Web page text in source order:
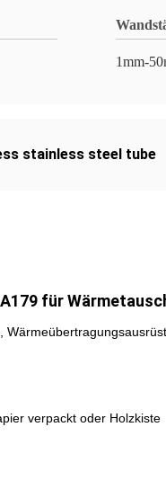
1mm-
stainless steel tube
für
verpackt oder